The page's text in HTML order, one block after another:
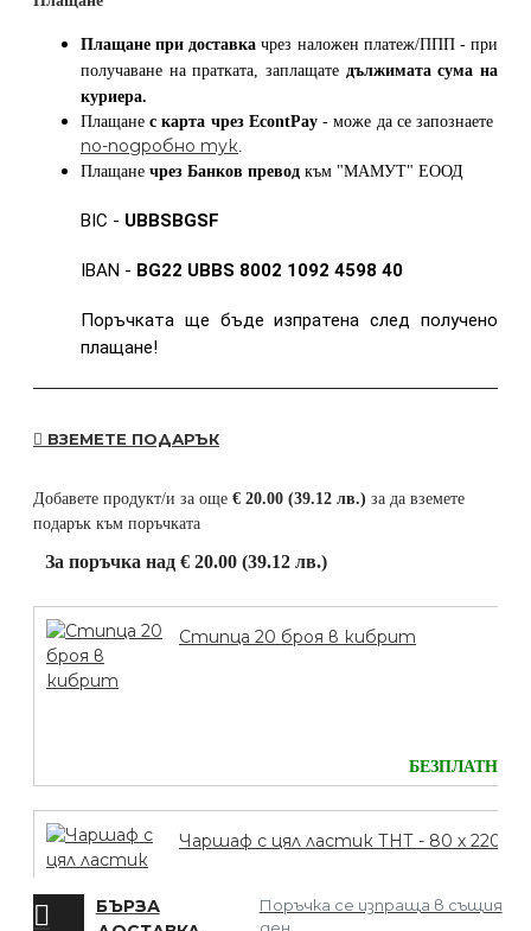
Плащане при доставка чрез наложен платеж/ППП - при
получаване на пратката, заплащате дължимата сума на
куриера.
Плащанес карта чрез EcontPay- може да се запознаете
по-подробно тук
Плащане чрез Банков превод към "МАМУТ" ЕООД
BIC - UBBSBGSF
IBAN - BG22 UBBS 8002 1092 4598 40
Поръчката ще бъде изпратена след получено
плащане!
ВЗЕМЕТЕ ПОДАРЪК
Добавете продукт/и за още € 20.00 (39.12 лв.) за да вземете
подарък към поръчката
За поръчка над € 20.00 (39.12 лв.)
Стипца 20 броя в кибрит
БЕЗПЛАТНО
Чаршаф с цял ластик ТНТ - 80 х 220
БЪРЗА
Поръчка се изпраща в същия